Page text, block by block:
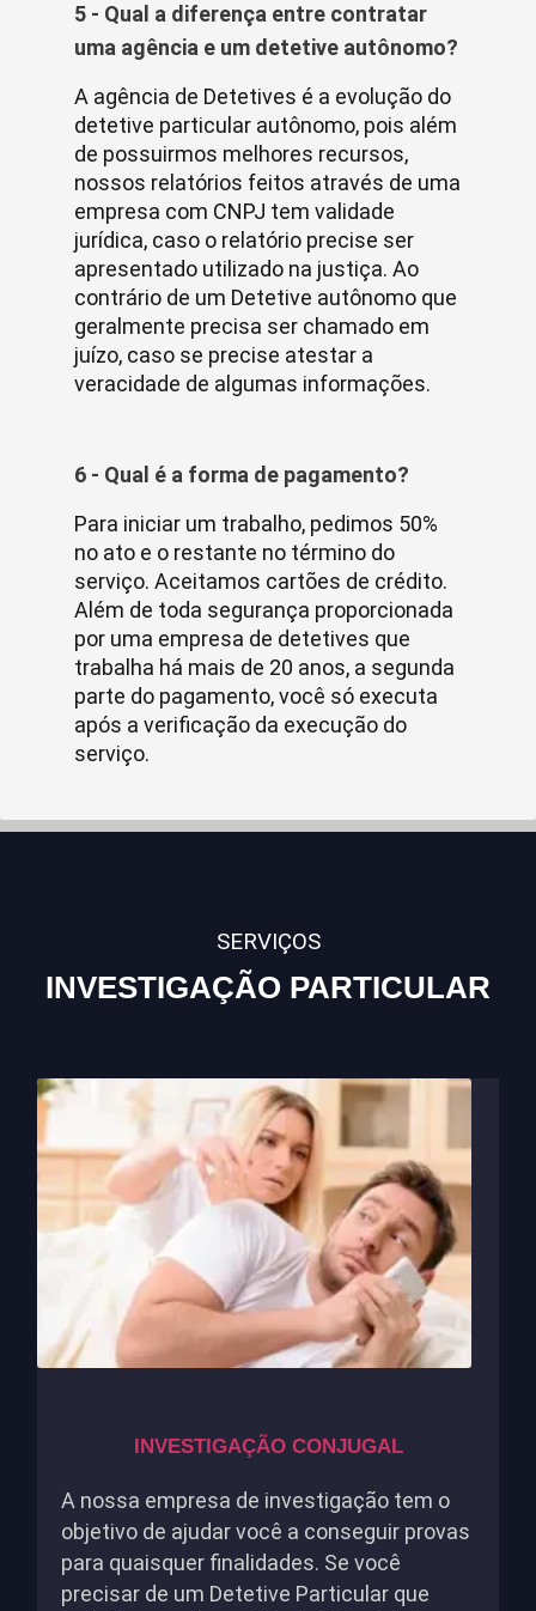
5 - Qual a diferença entre contratar
uma agência e um detetive autônomo?
A agência de Detetives é a evolução do
detetive particular autônomo, pois além
de possuirmos melhores recursos,
nossos relatórios feitos através de uma
empresa com CNPJ tem validade
jurídica, caso o relatório precise ser
apresentado utilizado na justiça. Ao
contrário de um Detetive autônomo que
geralmente precisa ser chamado em
juízo, caso se precise atestar a
veracidade de algumas informações.
6 - Qual é a forma de pagamento?
Para iniciar um trabalho, pedimos 50%
no ato e o restante no término do
serviço. Aceitamos cartões de crédito.
Além de toda segurança proporcionada
por uma empresa de detetives que
trabalha há mais de 20 anos, a segunda
parte do pagamento, você só executa
após a verificação da execução do
serviço.
SERVIÇOS
INVESTIGAÇÃO PARTICULAR
INVESTIGAÇÃO CONJUGAL
A nossa empresa de investigação tem o
objetivo de ajudar você a conseguir provas
para quaisquer finalidades. Se você
precisar de um Detetive Particular que